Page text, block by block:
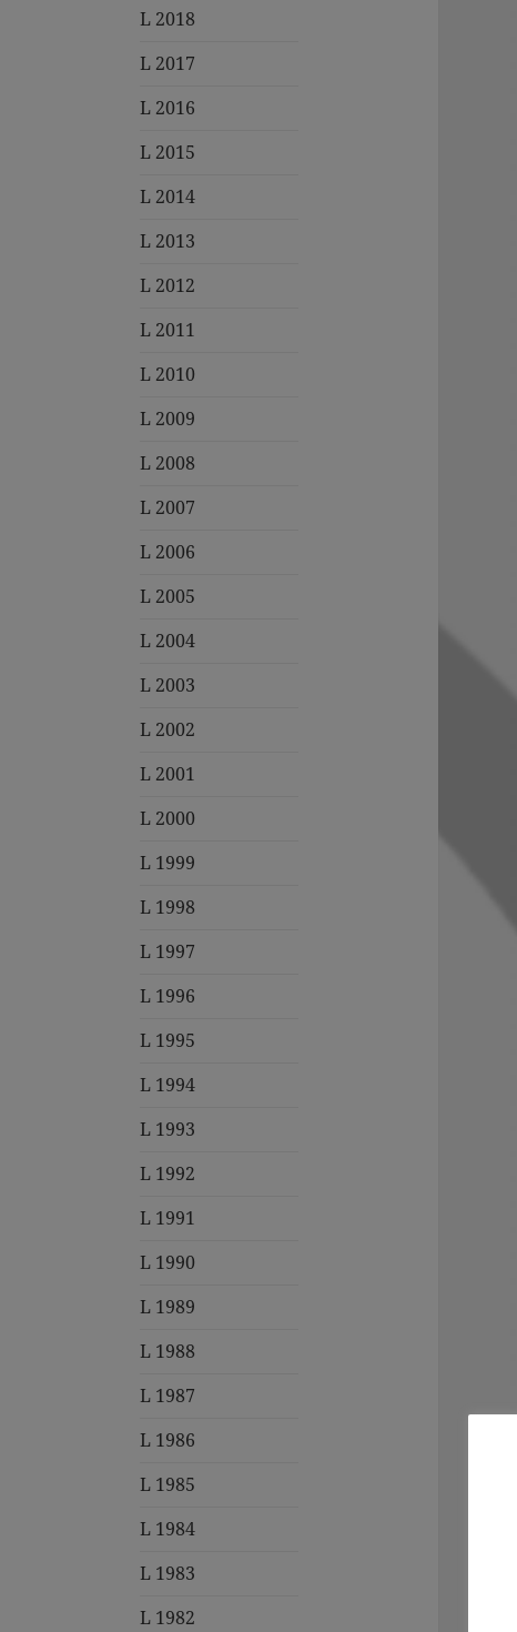
L 2018
L 2017
L 2016
L 2015
L 2014
L 2013
L 2012
L 2011
L 2010
L 2009
L 2008
L 2007
L 2006
L 2005
L 2004
L 2003
L 2002
L 2001
L 2000
L 1999
L 1998
L 1997
L 1996
L 1995
L 1994
L 1993
L 1992
L 1991
L 1990
L 1989
L 1988
L 1987
L 1986
L 1985
L 1984
L 1983
L 1982